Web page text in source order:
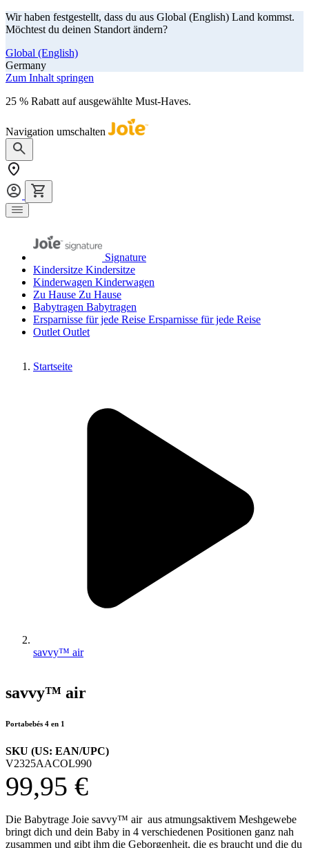
Wir haben festgestellt, dass du aus Global (English) Land kommst.
Möchtest du deinen Standort ändern?
Global (English)
Germany
Zum Inhalt springen
25 % Rabatt auf ausgewählte Must-Haves.
Navigation umschalten
Signature
Kindersitze Kindersitze
Kinderwagen Kinderwagen
Zu Hause Zu Hause
Babytragen Babytragen
Ersparnisse für jede Reise Ersparnisse für jede Reise
Outlet Outlet
Startseite
savvy™ air
savvy™ air
Portabebés 4 en 1
SKU (US: EAN/UPC)
V2325AACOL990
99,95 €
Die Babytrage Joie savvy™ air aus atmungsaktivem Meshgewebe
bringt dich und dein Baby in 4 verschiedenen Positionen ganz nah
zusammen und gibt ihm die Geborgenheit, die es braucht und die du